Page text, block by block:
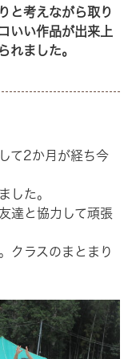
と考えながら取り
いい作品が出来上
れました。
て2か月が経ち今
した。
達と協力して頑張
クラスのまとまり